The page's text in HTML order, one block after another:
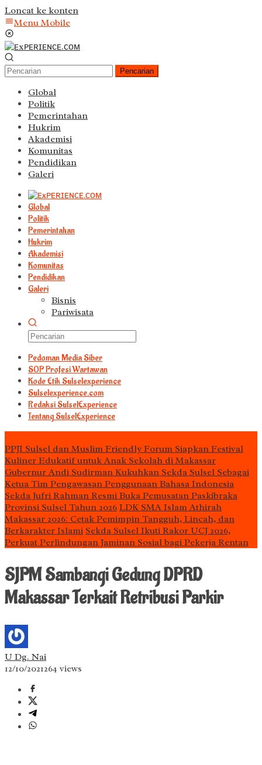
Loncat ke konten
Menu Mobile
Pencarian
Global
Politik
Pemerintahan
Hukrim
Akademisi
Komunitas
Pendidikan
Galeri
Global
Politik
Pemerintahan
Hukrim
Akademisi
Komunitas
Pendidikan
Galeri
Bisnis
Pariwisata
Pedoman Media Siber
S0P Profesi Wartawan
Kode Etik Sulselexperience
Sulselexperience.com
Redaksi SulselExperience
Tentang SulselExperience
PPJI Sulsel dan Muslim Friendly Forum Siapkan Festival
Kuliner Edukatif untuk Anak Sekolah di Makassar
Gubernur Andi Sudirman Kukuhkan Sekda Sulsel Sebagai
Ketua Tim Pengawasan Penggunaan Bahasa Indonesia
Sekda Jufri Rahman Resmi Buka Pemusatan Paskibraka
Provinsi Sulsel Tahun 2026 LDK SMA Islam Athirah
Makassar 2026: Cetak Pemimpin Tangguh, Lincah, dan
Berkarakter Islami Sekda Sulsel Ikuti Rakor UCJ 2026,
Perkuat Perlindungan Jaminan Sosial bagi Pekerja Rentan
SJPM Sambangi Gedung DPRD
Makassar Terkait Retribusi Parkir
U Dg. Nai
12/10/2021264 views